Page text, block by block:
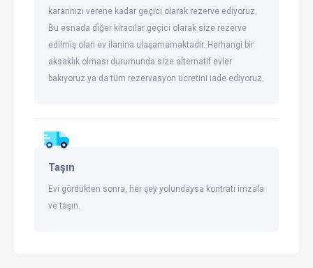
kararınızı verene kadar geçici olarak rezerve ediyoruz.
Bu esnada diğer kiracılar geçici olarak size rezerve
edilmiş olan ev ilanina ulaşamamaktadir. Herhangi bir
aksaklık olması durumunda size alternatif evler
bakıyoruz ya da tüm rezervasyon ücretini iade ediyoruz.
Taşın
Evi gördükten sonra, her şey yolundaysa kontratı imzala
ve taşın.